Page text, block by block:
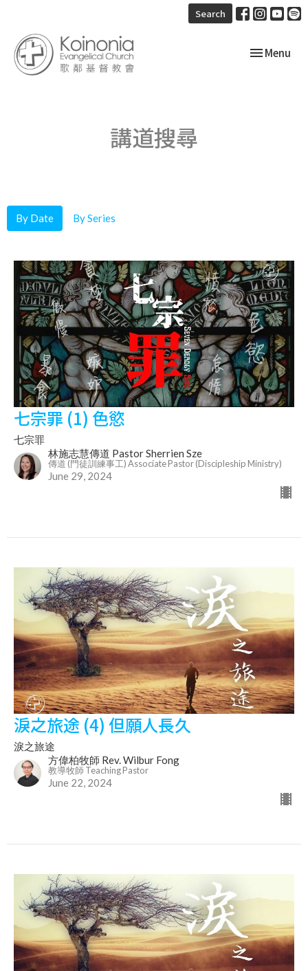
Search
Toggle
Menu
講道搜尋
By Date By Series
七宗罪 (1) 色慾
七宗罪
林施志慧傳道 Pastor Sherrien Sze
傳道 (門徒訓練事工) Associate Pastor (Discipleship Ministry)
June 29, 2024
淚之旅途 (4) 但願人長久
淚之旅途
方偉柏牧師 Rev. Wilbur Fong
教導牧師 Teaching Pastor
June 22, 2024